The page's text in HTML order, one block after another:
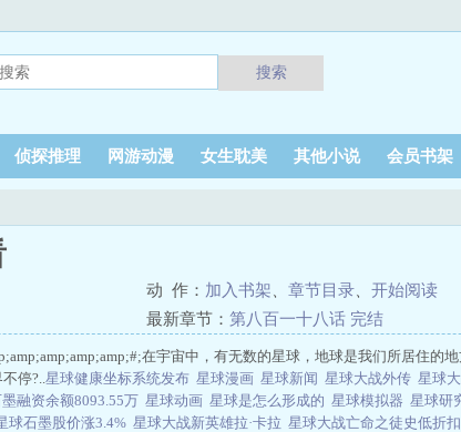
搜索
侦探推理 网游动漫 女生耽美 其他小说 会员书架
动 作： 加入书架 章节目录
开始阅读
最新章节： 第八百一十八话 完结
在宇宙中，有无数的星球，地球是我们所居住的
停?..星球健康坐标系统发布 星球漫画 星球新闻 星球大战外传 星球
融资余额8093.55万 星球动画 星球是怎么形成的 星球模拟器 星球研
球石墨股价涨3.4% 星球大战新英雄拉·卡拉 星球大战亡命之徒史低折扣